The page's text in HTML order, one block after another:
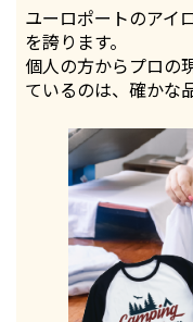
ユーロポートのアイ
を誇ります。
個人の方からプロの
ているのは、確かな